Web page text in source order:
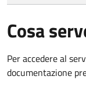
Cosa
Per accedere al
documentazione